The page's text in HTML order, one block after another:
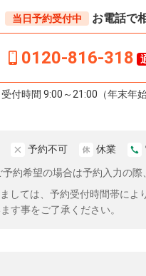
当日予約受付中 お電話で
0120-816-318
受付時間 9:00～21:00（年末年始
予約不可 休業
約希望の場合は予約入力の
しては、予約受付時間帯によ
す事をご了承ください。